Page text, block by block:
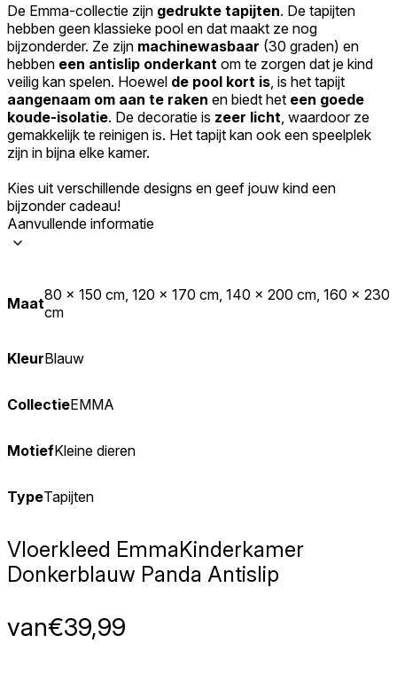
De Emma-collectie zijn gedrukte tapijten. De tapijten
hebben geen klassieke pool en dat maakt ze nog
bijzonderder. Ze zijn machinewasbaar (30 graden) en
hebben een antislip onderkant om te zorgen dat je kind
veilig kan spelen. Hoewel de pool kort is , is het tapijt
aangenaam om aan te raken en biedt het een goede
koude-isolatie. De decoratie is zeer licht , waardoor ze
gemakkelijk te reinigen is. Het tapijt kan ook een speelplek
zijn in bijna elke kamer.
Kies uit verschillende designs en geef jouw kind een
bijzonder cadeau!
Aanvullende informatie
Maat80 x 150 cm, 120 x 170 cm, 140 x 200 cm, 160 x 230
cm
KleurBlauw
CollectieEMMA
MotiefKleine dieren
TypeTapijten
Vloerkleed EmmaKinderkamer
Donkerblauw Panda Antislip
van€39,99